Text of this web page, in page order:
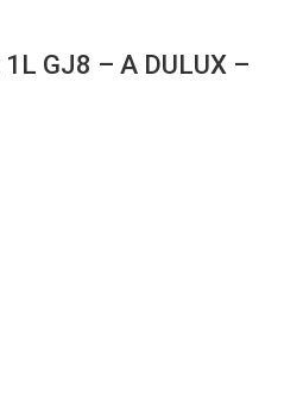
GJ8 – A DULUX –